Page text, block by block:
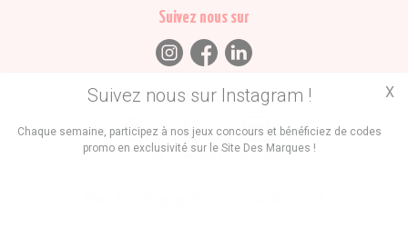
Suivez nous sur Instagram !
Chaque semaine, participez à nos jeux concours et bénéficiez de codes
promo en exclusivité sur le Site Des Marques !
X
Suivez nous sur
Trouvez des
Promos Marques Boutiques